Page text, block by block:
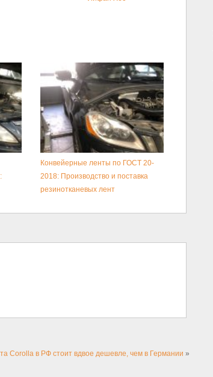
Конвейерные ленты по ГОСТ 20-
2018: Производство и поставка
резинотканевых лент
Corolla в РФ стоит вдвое дешевле, чем в Германии »